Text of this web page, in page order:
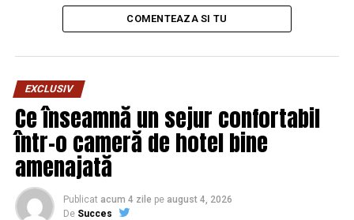
IGPR-ul, DGPMB-ul și ANSPDCP:
nr.637/2015 privind excepţia de
neconstituţionalitate a
prevederilor art. 26 alin. (3) din
Legea nr. 360/2002 privind
Statutul poliţistului, publicată în
COMENTEAZA SI TU
EXCLUSIV
Ce înseamnă un sejur confortabil
într-o cameră de hotel bine
amenajată
Publicat acum 4 zile pe august 4, 2026
De Succes